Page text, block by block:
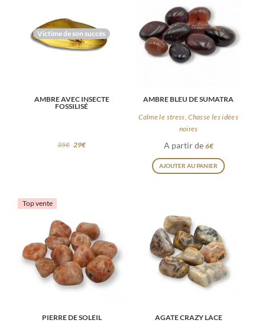
Victime de son succès
AMBRE AVEC INSECTE
FOSSILISÉ
35€ 29€
AMBRE BLEU DE SUMATRA
Calme le stress, Chasse les idées
noires
A partir de 6€
AJOUTER AU PANIER
Les
options
peuvent
Top vente
PIERRE DE SOLEIL
AGATE CRAZY LACE